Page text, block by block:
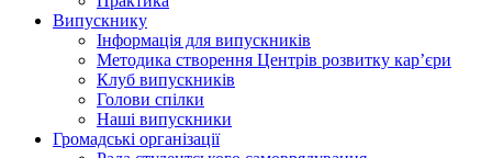
Випускнику
Інформація для випускників
Методика створення Центрів розвитку кар’єри
Клуб випускників
Голови спілки
Наші випускники
Громадські організації